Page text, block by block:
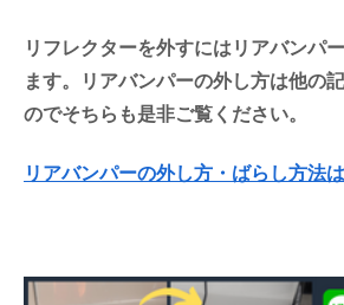
リフレクターを外すにはリアバンパ
ます。リアバンパーの外し方は他の
のでそちらも是非ご覧ください。
リアバンパーの外し方・ばらし方法